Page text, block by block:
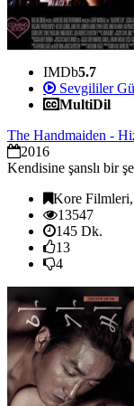
IMDb5.7
Sevgililer
MultiDil
The Handmaiden -
2016
Kendisine şanslı bir
Kore
13547
145 Dk.
13
4